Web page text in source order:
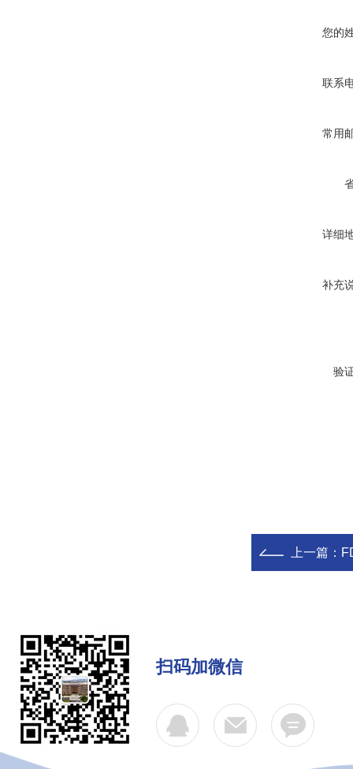
您的
联系
常用
详细
补充
验
上一篇：
扫码加微信